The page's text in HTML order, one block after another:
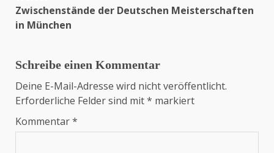
Zwischenstände der Deutschen Meisterschaften
in München
Schreibe einen Kommentar
Deine E-Mail-Adresse wird nicht veröffentlicht.
Erforderliche Felder sind mit* markiert
Kommentar*